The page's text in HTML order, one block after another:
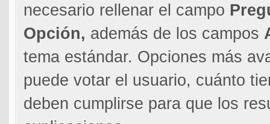
necesario rellenar el campo
Opción, además de los campos
tema estándar. Opciones más
puede votar el usuario, cuánto
deben cumplirse para que los